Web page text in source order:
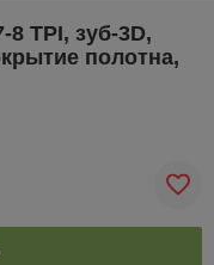
TPI, зуб-3D,
полотна,